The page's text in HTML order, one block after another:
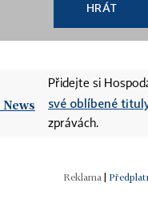
HRÁT
Přidejte si
své oblíbené
zprávách.